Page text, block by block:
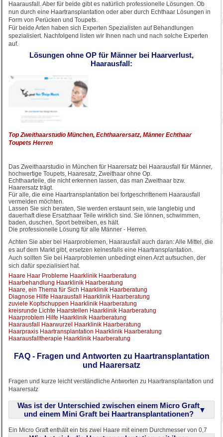
Haarausfall. Aber für beide gibt es natürlich professionelle Lösungen. Ob
nun durch eine Haartransplantation oder aber durch Echthaar Lösungen in
Form von Perücken und Toupets.
Für beide Arten haben sich Experten Spezialisten auf Behandlungen
spezialisiert. Nachfolgend listen wir Ihnen nach und nach solche Experten
auf.
Lösungen ohne OP für Männer bei Haarverlust,
Haarausfall:
Top Zweithaarstudio München, Echthaarersatz, Männer Echthaar
Toupets Herren
Das Zweithaarstudio in München für Haarersatz bei Haarausfall für Männer,
hochwertige Toupets, Haaresatz, Zweithaar ohne Op.
Echthaarteile, die nicht erkennen lassen, das man Zweithaar bzw.
Haarersatz trägt.
Für alle, die eine Haartransplantation bei fortgeschrittenem Haarausfall
vermeiden möchten.
Lassen Sie sich beraten, Sie werden erstaunt sein, wie langlebig und
dauerhaft diese Ersatzhaar Teile wirklich sind. Sie lönnen, schwimmen,
baden, duschen, Sport betreiben, es hält.
Die professionelle Lösung für alle Männer - Herren.
Achten Sie aber bei Haarproblemen, Haarausfall auch daran: Alle Mittel, die
es auf dem Markt gibt, ersetzen keinesfalls eine Haartransplantation.
Auch sollten Sie bei Haarproblemen unbedingt einen Arzt aufsuchen, der
sich dafür spezialisiert hat.
Haare Haar Probleme Haarklinik Haarberatung
Haarbehandlung Haarklinik Haarberatung
Haare, ein Thema für Sich Haarklinik Haarberatung
Diagnose Hilfe Haarausfall Haarklinik Haarberatung
zuviele Kopfschuppen Haarklinik Haarberatung
kreisrunde Lichte Haarstellen Haarklinik Haarberatung
Haarproblem Hilfe Haarklinik Haarberatung
Haarausfall Haarwurzel Haarklinik Haarberatung
Haarpraxis Haartransplantation Haarklinik Haarberatung
Haarausfalltherapie Haarklinik Haarberatung
FAQ - Fragen und Antworten zu Haartransplantation
und Haarersatz
Fragen und kurze leicht verständliche Antworten zu Haartransplantation und
Haarersatz
Was ist der Unterschied zwischen einem Micro Graft
und einem Mini Graft bei Haartransplantationen?
Ein Micro Graft enthält ein bis zwei Haare mit einem Durchmesser von 0,7